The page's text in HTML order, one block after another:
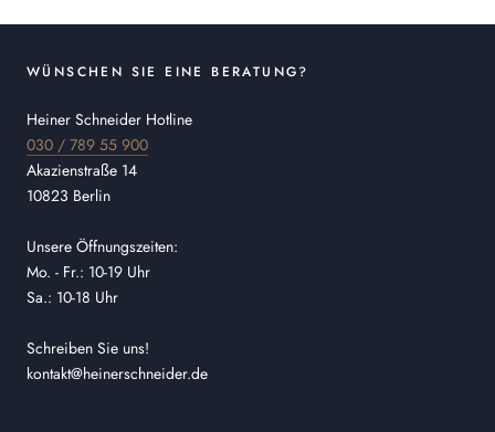
WÜNSCHEN SIE EINE BERATUNG?
Heiner Schneider Hotline
030 / 789 55 900
Akazienstraße 14
10823 Berlin
Unsere Öffnungszeiten:
Mo. - Fr.: 10-19 Uhr
Sa.: 10-18 Uhr
Schreiben Sie uns!
kontakt@heinerschneider.de